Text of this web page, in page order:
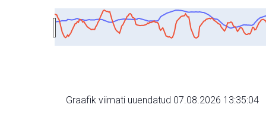
Graafik viimati uuendatud 07.08.2026 13:35:04